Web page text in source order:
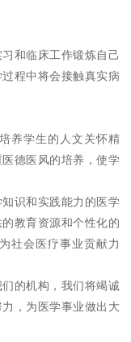
和临床工作锻炼自己
程中将会接触真实病
养学生的人文关怀精
德医风的培养，使学
识和实践能力的医学
教育资源和个性化的
社会医疗事业贡献力
的机构，我们将竭诚
，为医学事业做出大